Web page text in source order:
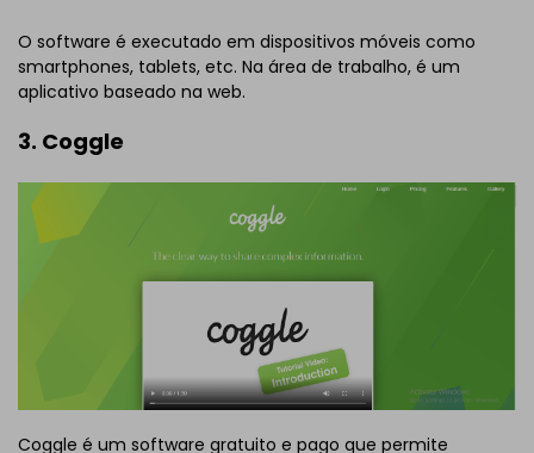
O software é executado em dispositivos móveis como
smartphones, tablets, etc. Na área de trabalho, é um
aplicativo baseado na web.
3. Coggle
Coggle é um software gratuito e pago que permite